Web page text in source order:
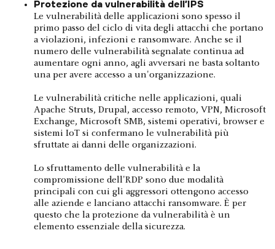
Protezione da vulnerabilità dell’IPS
Le vulnerabilità delle applicazioni sono spesso il
primo passo del ciclo di vita degli attacchi che portano
a violazioni, infezioni e ransomware. Anche se il
numero delle vulnerabilità segnalate continua ad
aumentare ogni anno, agli avversari ne basta soltanto
una per avere accesso a un'organizzazione.
Le vulnerabilità critiche nelle applicazioni, quali
Apache Struts, Drupal, accesso remoto, VPN, Microsoft
Exchange, Microsoft SMB, sistemi operativi, browser e
sistemi IoT si confermano le vulnerabilità più
sfruttate ai danni delle organizzazioni.
Lo sfruttamento delle vulnerabilità e la
compromissione dell'RDP sono due modalità
principali con cui gli aggressori ottengono accesso
alle aziende e lanciano attacchi ransomware. È per
questo che la protezione da vulnerabilità è un
elemento essenziale della sicurezza.